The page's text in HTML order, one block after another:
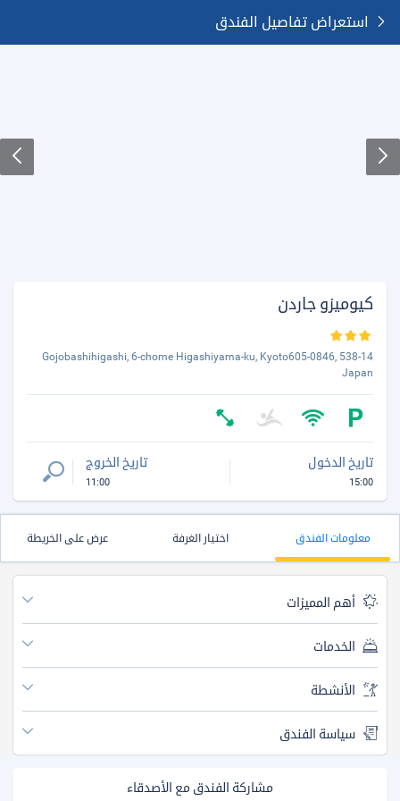
استعراض تفاصيل الفندق
كيوميزو جاردن
538-14 Gojobashihigashi, 6-chome Higashiyama-ku, Kyoto605-0846,
Japan
تاريخ الدخول
15:00
تاريخ الخروج
11:00
معلومات الفندق اختيار الغرفة عرض على الخريطة
أهم المميزات
الخدمات
الأنشطة
سياسة الفندق
مشاركة الفندق مع الأصدقاء